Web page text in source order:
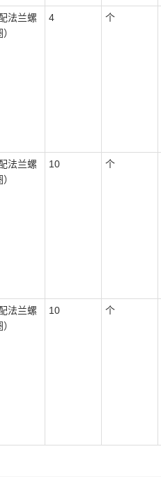
法兰螺
4 个
法兰螺
10 个
法兰螺
10 个